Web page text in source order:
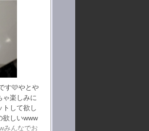
す🩷やとや
ゃ楽しみに
トして欲し
欲しいwww
みんなでお